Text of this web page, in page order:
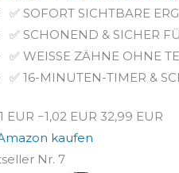
✅ SOFORT SICHTBARE
✅ SCHONEND & SICHER
✅ WEISSE ZÄHNE OHNE
✅ 16-MINUTEN-TIMER &
EUR −1,02 EUR 32,99 EUR
kaufen
Nr. 7